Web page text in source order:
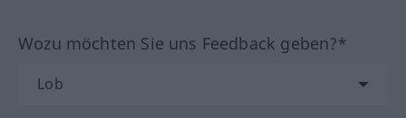
Wozu möchten Sie uns Feedback geben?*